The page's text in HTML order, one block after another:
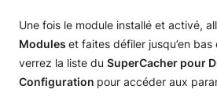
Une fois le module installé et activé,
Modules et faites défiler jusqu’en
verrez la liste du SuperCacher pour
Configuration pour accéder aux